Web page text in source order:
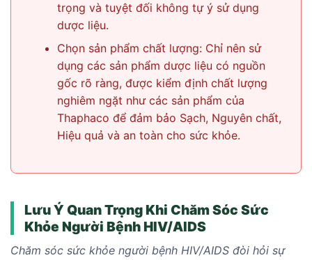
trọng và tuyệt đối không tự ý sử dụng
dược liệu.
Chọn sản phẩm chất lượng: Chỉ nên sử
dụng các sản phẩm dược liệu có nguồn
gốc rõ ràng, được kiểm định chất lượng
nghiêm ngặt như các sản phẩm của
Thaphaco để đảm bảo Sạch, Nguyên chất,
Hiệu quả và an toàn cho sức khỏe.
Lưu Ý Quan Trọng Khi Chăm Sóc Sức
Khỏe Người Bệnh HIV/AIDS
Chăm sóc sức khỏe người bệnh HIV/AIDS đòi hỏi sự